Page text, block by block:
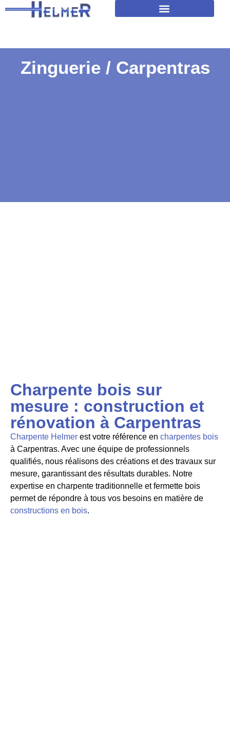
Zinguerie / Carpentras
Charpente bois sur
mesure : construction et
rénovation à Carpentras
Charpente Helmer est votre référence en charpentes bois
à Carpentras. Avec une équipe de professionnels
qualifiés, nous réalisons des créations et des travaux sur
mesure, garantissant des résultats durables. Notre
expertise en charpente traditionnelle et fermette bois
permet de répondre à tous vos besoins en matière de
constructions en bois.